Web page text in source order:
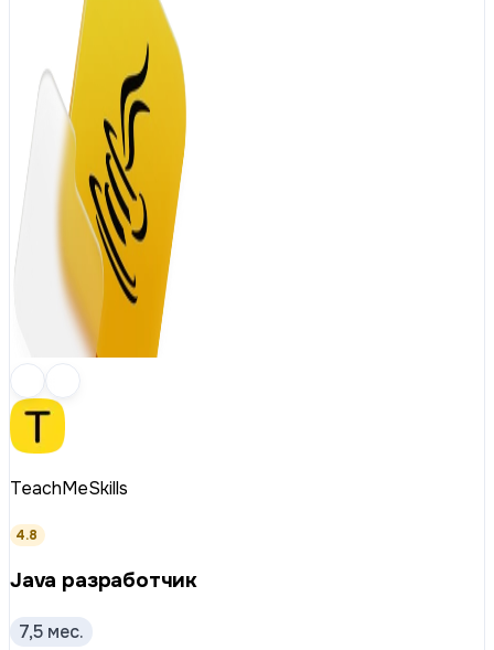
TeachMeSkills
4.8
Java разработчик
7,5 мес.